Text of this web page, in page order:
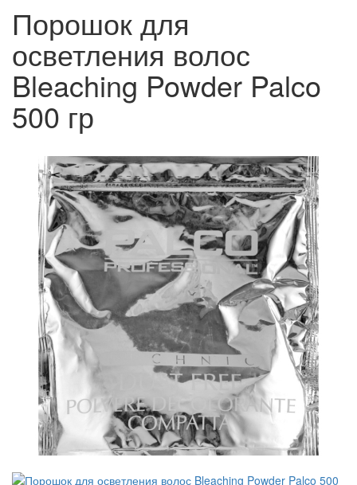
Порошок для
осветления волос
Bleaching Powder Palco
500 гр